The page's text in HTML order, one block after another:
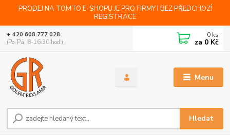
PRODEJ NA TOMTO E-SHOPU JE PRO FIRMY I BEZ PŘEDCHOZÍ
REGISTRACE
Menu
Hledat
+ 420 608 777 028
(Po-Pá, 8-16:30 hod.)
0 ks
za 0 Kč